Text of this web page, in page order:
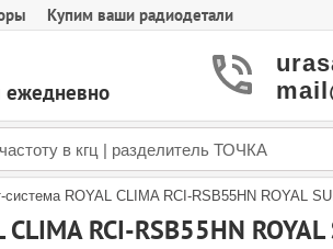
Купим ваши радиодетали
ежедневно
система ROYAL CLIMA RCI-RSB55HN ROYAL
RCI-RSB55HN ROYAL